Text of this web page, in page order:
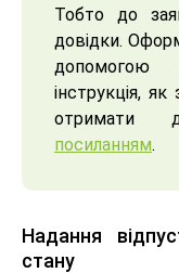
Тобто до
довідки.
допомогою
інструкція,
отримати
посиланням.
Надання
стану